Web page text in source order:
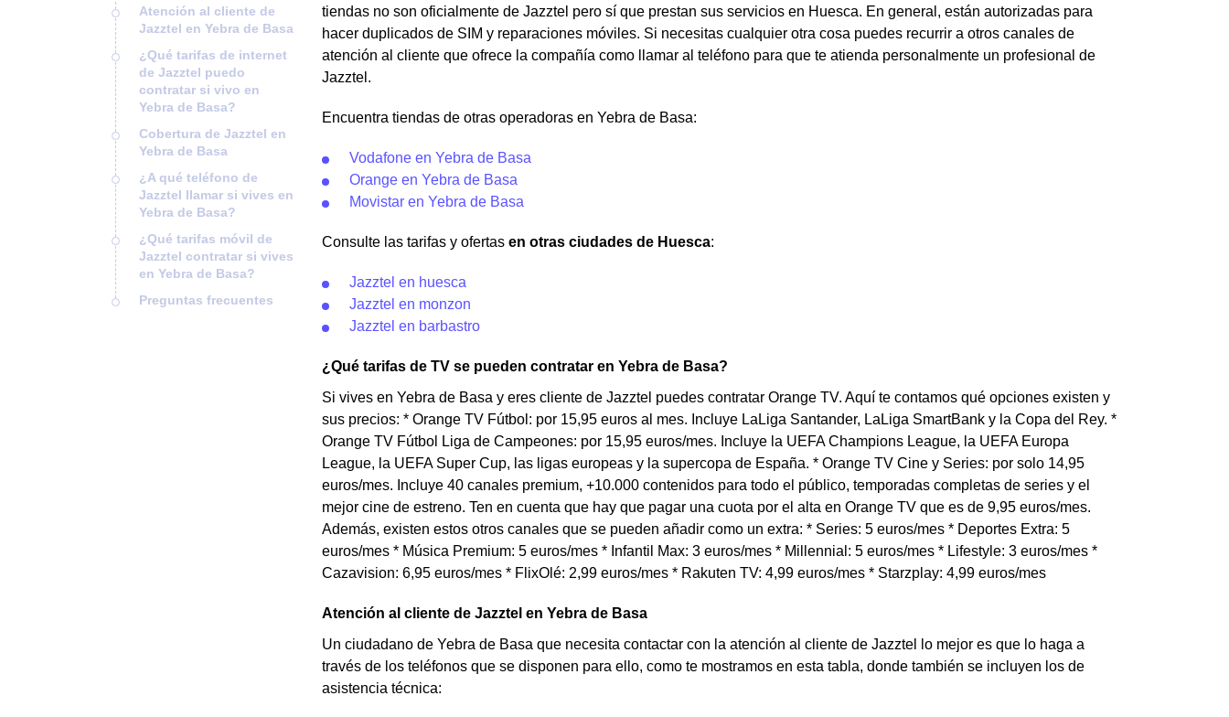
Atención al cliente de
Jazztel en Yebra de Basa
¿Qué tarifas de internet
de Jazztel puedo
contratar si vivo en
Yebra de Basa?
Cobertura de Jazztel en
Yebra de Basa
¿A qué teléfono de
Jazztel llamar si vives en
Yebra de Basa?
¿Qué tarifas móvil de
Jazztel contratar si vives
en Yebra de Basa?
Preguntas frecuentes
tiendas no son oficialmente de Jazztel pero sí que prestan sus servicios en Huesca. En general, están autorizadas para
hacer duplicados de SIM y reparaciones móviles. Si necesitas cualquier otra cosa puedes recurrir a otros canales de
atención al cliente que ofrece la compañía como llamar al teléfono para que te atienda personalmente un profesional de
Jazztel.
Encuentra tiendas de otras operadoras en Yebra de Basa:
Vodafone en Yebra de Basa
Orange en Yebra de Basa
Movistar en Yebra de Basa
Consulte las tarifas y ofertas en otras ciudades de Huesca:
Jazztel en huesca
Jazztel en monzon
Jazztel en barbastro
¿Qué tarifas de TV se pueden contratar en Yebra de Basa?
Si vives en Yebra de Basa y eres cliente de Jazztel puedes contratar Orange TV. Aquí te contamos qué opciones existen y
sus precios: * Orange TV Fútbol: por 15,95 euros al mes. Incluye LaLiga Santander, LaLiga SmartBank y la Copa del Rey. *
Orange TV Fútbol Liga de Campeones: por 15,95 euros/mes. Incluye la UEFA Champions League, la UEFA Europa
League, la UEFA Super Cup, las ligas europeas y la supercopa de España. * Orange TV Cine y Series: por solo 14,95
euros/mes. Incluye 40 canales premium, +10.000 contenidos para todo el público, temporadas completas de series y el
mejor cine de estreno. Ten en cuenta que hay que pagar una cuota por el alta en Orange TV que es de 9,95 euros/mes.
Además, existen estos otros canales que se pueden añadir como un extra: * Series: 5 euros/mes * Deportes Extra: 5
euros/mes * Música Premium: 5 euros/mes * Infantil Max: 3 euros/mes * Millennial: 5 euros/mes * Lifestyle: 3 euros/mes *
Cazavision: 6,95 euros/mes * FlixOlé: 2,99 euros/mes * Rakuten TV: 4,99 euros/mes * Starzplay: 4,99 euros/mes
Atención al cliente de Jazztel en Yebra de Basa
Un ciudadano de Yebra de Basa que necesita contactar con la atención al cliente de Jazztel lo mejor es que lo haga a
través de los teléfonos que se disponen para ello, como te mostramos en esta tabla, donde también se incluyen los de
asistencia técnica: